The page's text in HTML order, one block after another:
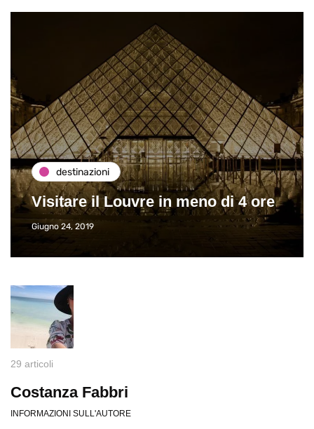
destinazioni
Visitare il Louvre in meno di 4 ore
Giugno 24, 2019
29 articoli
Costanza Fabbri
INFORMAZIONI SULL'AUTORE